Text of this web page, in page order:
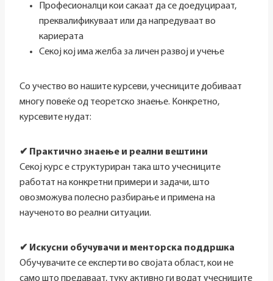
Професионалци кои сакаат да се доедуцираат,
преквалификуваат или да напредуваат во
кариерата
Секој кој има желба за личен развој и учење
Со учество во нашите курсеви, учесниците добиваат
многу повеќе од теоретско знаење. Конкретно,
курсевите нудат:
✔ Практично знаење и реални вештини
Секој курс е структуриран така што учесниците
работат на конкретни примери и задачи, што
овозможува полесно разбирање и примена на
наученото во реални ситуации.
✔ Искусни обучувачи и менторска поддршка
Обучувачите се експерти во својата област, кои не
само што предаваат, туку активно ги водат учесниците